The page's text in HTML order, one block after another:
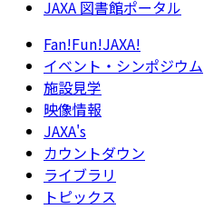
JAXA 図書館ポータル
Fan!Fun!JAXA!
イベント・シンポジウム
施設見学
映像情報
JAXA's
カウントダウン
ライブラリ
トピックス